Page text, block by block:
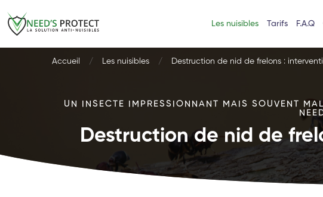
Les nuisibles Tarifs F.A.Q
Accueil Les nuisibles Destruction de nid de frelons :
UN INSECTE IMPRESSIONNANT MAIS SOUVENT
Destruction de nid de